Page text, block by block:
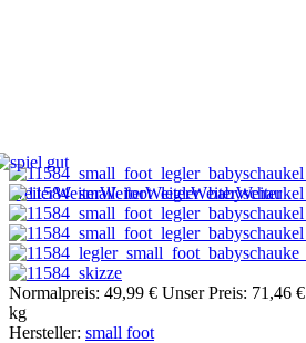
WeiterWeiterWeiterWeiterWeiterWeiter
Normalpreis: 49,99 € Unser Preis: 71,46 €
kg
Hersteller: small foot